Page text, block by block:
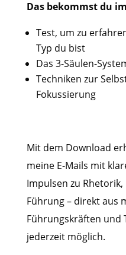
Das bekommst du
Test, um zu
Typ du bist
Das 3-Säulen-
Techniken zur
Fokussierung
Mit dem Download
meine E-Mails mit
Impulsen zu
Führung – direkt aus
Führungskräften und
jederzeit möglich.